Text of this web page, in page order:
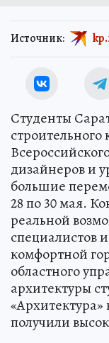
Источник:
Студенты
дизайнеров и
большие
28 по 30 мая.
реальной
специалистов
комфортной
областного
архитектуры
получили